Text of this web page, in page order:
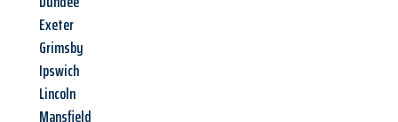
Exeter
Grimsby
Ipswich
Lincoln
Mansfield